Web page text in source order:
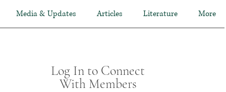
Media & Updates Articles Literature More
Log In to Connect
With Members